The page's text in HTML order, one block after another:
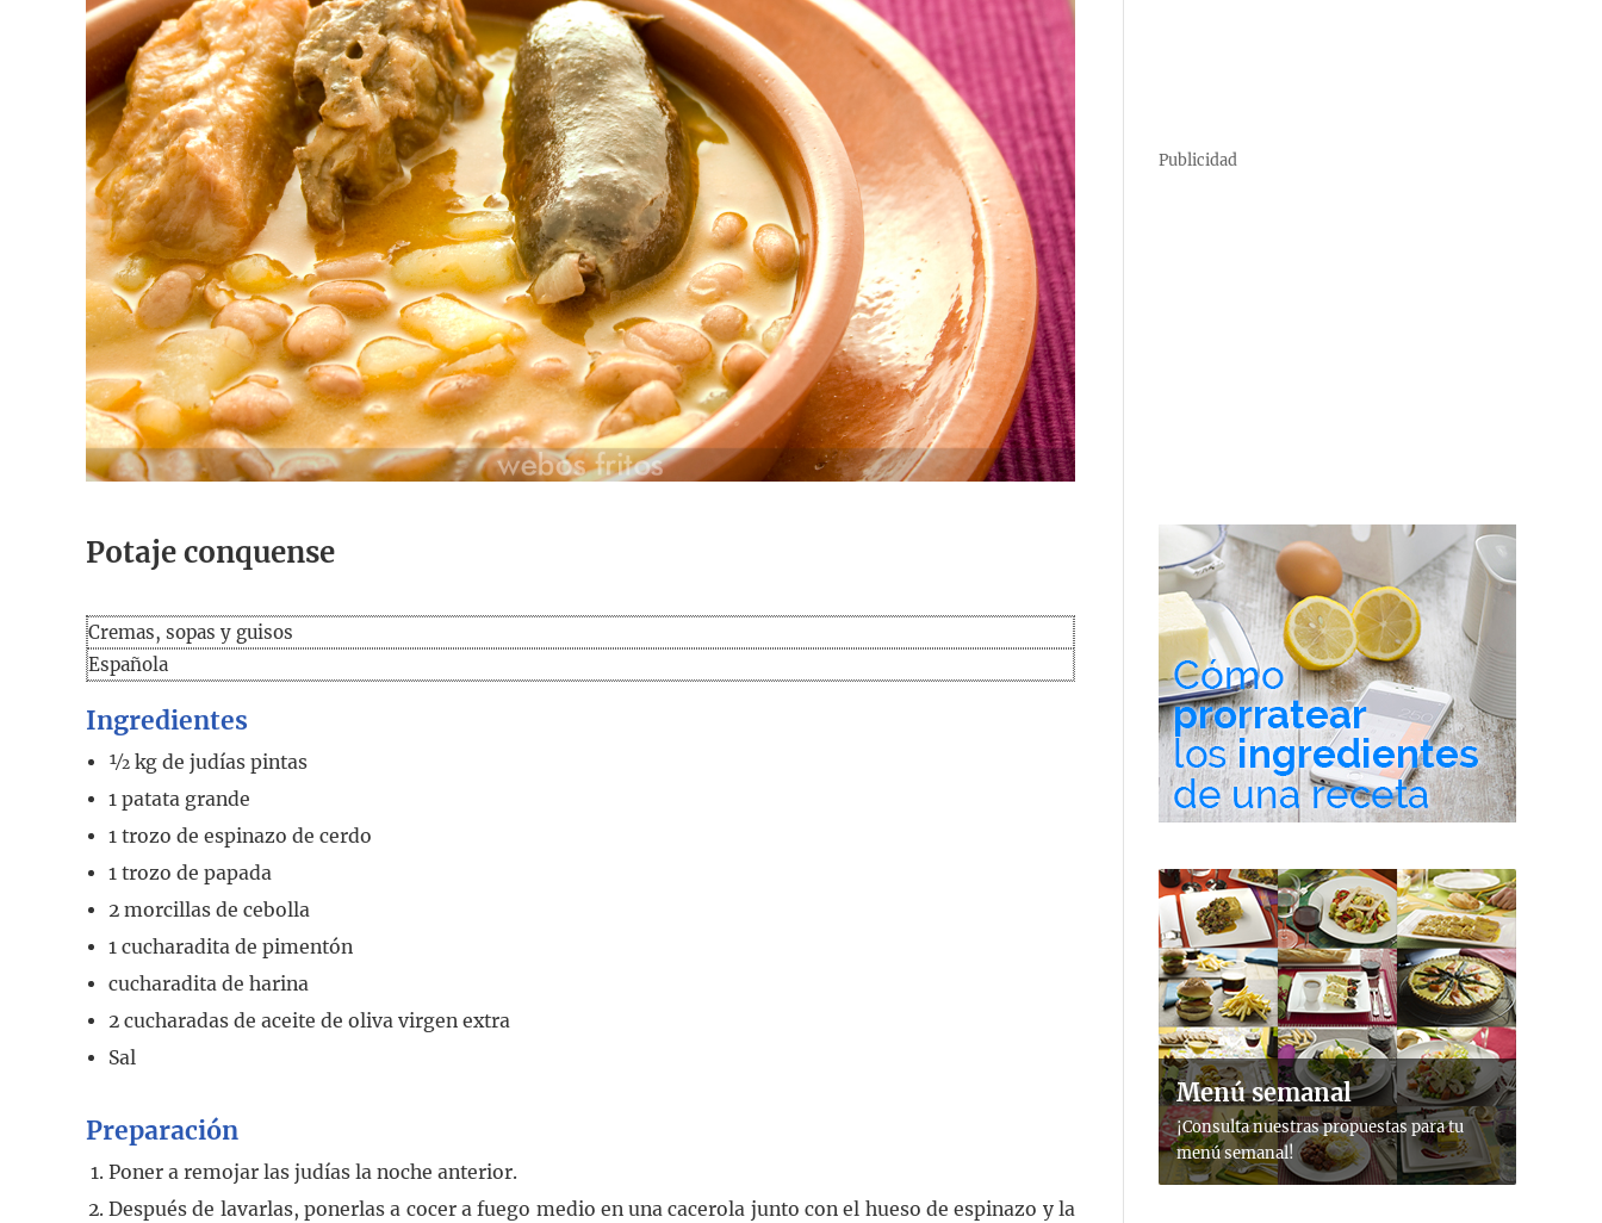
Potaje conquense
Cremas, sopas y guisos
Española
Ingredientes
½ kg de judías pintas
1 patata grande
1 trozo de espinazo de cerdo
1 trozo de papada
2 morcillas de cebolla
1 cucharadita de pimentón
cucharadita de harina
2 cucharadas de aceite de oliva virgen extra
Sal
Preparación
Poner a remojar las judías la noche anterior.
Después de lavarlas, ponerlas a cocer a fuego medio en una cacerola junto con el hueso de espinazo y la
Publicidad
Menú semanal
¡Consulta nuestras propuestas para tu
menú semanal!